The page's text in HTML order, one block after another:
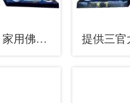
常用三官大帝神像，家用佛像，三官大帝神像预用